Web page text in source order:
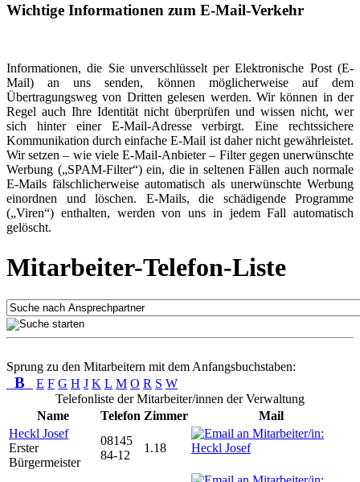
Wichtige Informationen zum E-Mail-Verkehr
Informationen, die Sie unverschlüsselt per Elektronische Post (E-
Mail) an uns senden, können möglicherweise auf dem
Übertragungsweg von Dritten gelesen werden. Wir können in der
Regel auch Ihre Identität nicht überprüfen und wissen nicht, wer
sich hinter einer E-Mail-Adresse verbirgt. Eine rechtssichere
Kommunikation durch einfache E-Mail ist daher nicht gewährleistet.
Wir setzen – wie viele E-Mail-Anbieter – Filter gegen unerwünschte
Werbung („SPAM-Filter“) ein, die in seltenen Fällen auch normale
E-Mails fälschlicherweise automatisch als unerwünschte Werbung
einordnen und löschen. E-Mails, die schädigende Programme
(„Viren“) enthalten, werden von uns in jedem Fall automatisch
gelöscht.
Mitarbeiter-Telefon-Liste
Sprung zu den Mitarbeitern mit dem Anfangsbuchstaben:
B E F G H J K L M O R S W
Telefonliste der Mitarbeiter/innen der Verwaltung
Name
Telefon Zimmer
Mail
Heckl Josef
Erster
Bürgermeister
08145
84-12
1.18